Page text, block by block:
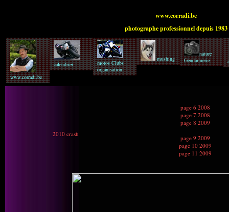
www.corradi.be
photographe professionnel depuis 1983
www.corradi.be
calendrier
motos Clubs
organisation
mushing
nature
Gendarmerie
2010 crash
page 6 2008
page 7 2008
page 8 2009
page 9 2009
page 10 2009
page 11 2009